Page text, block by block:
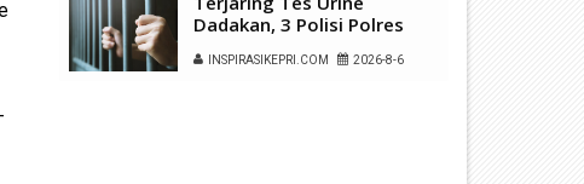
Dadakan, 3 Polisi Polres
SabuINSPIRASIKEPRI.COM 2026-8-6